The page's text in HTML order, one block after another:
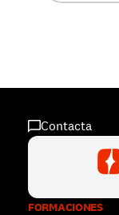
FORMACIONES
Contacta